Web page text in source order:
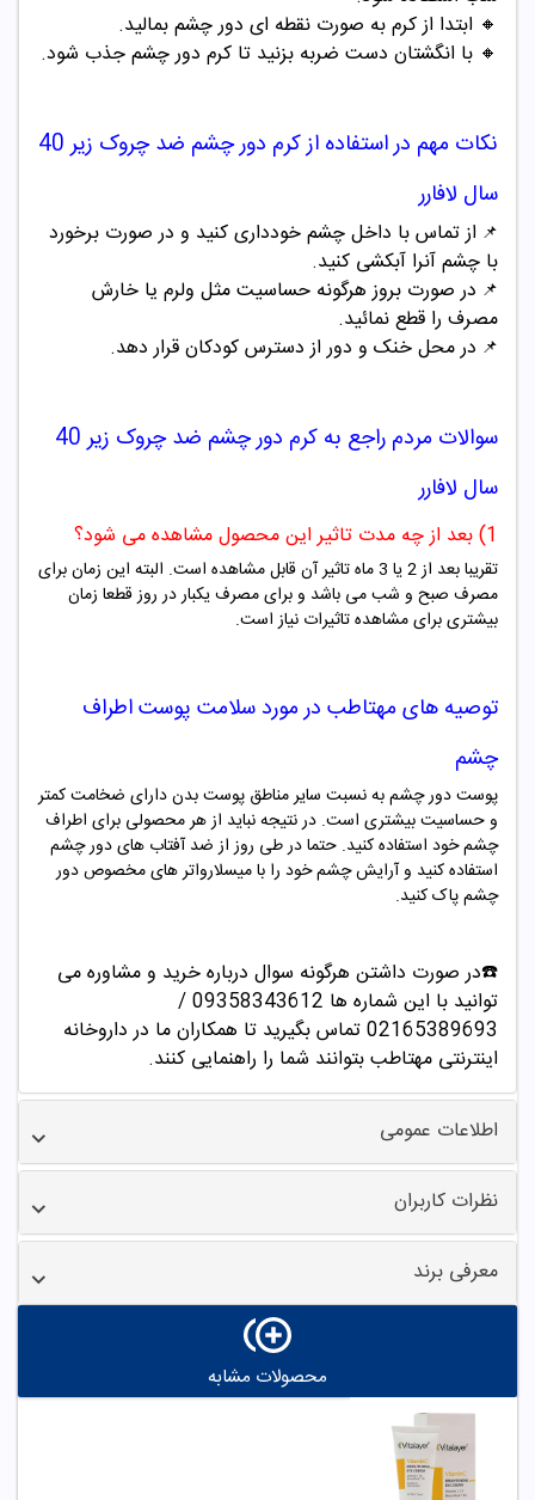
🔸 ابتدا از کرم به صورت نقطه ای دور چشم بمالید.
🔸 با انگشتان دست ضربه بزنید تا کرم دور چشم جذب شود.
نکات مهم در استفاده ازکرم دور چشم ضد چروک زیر 40
سال لافارر
📌 از تماس با داخل چشم خودداری کنید و در صورت برخورد
با چشم آنرا آبکشی کنید.
📌 در صورت بروز هرگونه حساسیت مثل ولرم یا خارش
مصرف را قطع نمائید.
📌 در محل خنک و دور از دسترس کودکان قرار دهد.
سوالات مردم راجع به کرم دور چشم ضد چروک زیر 40
سال لافارر
1) بعد از چه مدت تاثیر این محصول مشاهده می شود؟
تقریبا بعد از 2 یا 3 ماه تاثیر آن قابل مشاهده است. البته این زمان برای
مصرف صبح و شب می باشد و برای مصرف یکبار در روز قطعا زمان
بیشتری برای مشاهده تاثیرات نیاز است.
توصیه های مهتاطب در مورد سلامت پوست اطراف
چشم
پوست دور چشم به نسبت سایر مناطق پوست بدن دارای ضخامت کمتر
و حساسیت بیشتری است. در نتیجه نباید از هر محصولی برای اطراف
چشم خود استفاده کنید. حتما در طی روز از ضد آفتاب های دور چشم
استفاده کنید و آرایش چشم خود را با میسلارواتر های مخصوص دور
چشم پاک کنید.
☎️در صورت داشتن هرگونه سوال درباره خرید و مشاوره می
توانید با این شماره ها 09358343612 /
02165389693تماس بگیرید تا همکاران ما در داروخانه
اینترنتی مهتاطب بتوانند شما را راهنمایی کنند.
اطلاعات عمومی
نظرات کاربران
معرفی برند
محصولات مشابه